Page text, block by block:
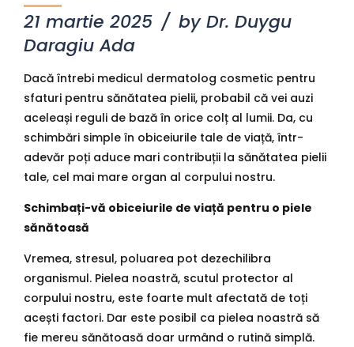
21 martie 2025
by Dr. Duygu
Daragiu Ada
Dacă întrebi medicul dermatolog cosmetic pentru
sfaturi pentru sănătatea pielii, probabil că vei auzi
aceleași reguli de bază în orice colț al lumii. Da, cu
schimbări simple în obiceiurile tale de viață, într-
adevăr poți aduce mari contribuții la sănătatea pielii
tale, cel mai mare organ al corpului nostru.
Schimbați-vă obiceiurile de viață pentru o piele
sănătoasă
Vremea, stresul, poluarea pot dezechilibra
organismul. Pielea noastră, scutul protector al
corpului nostru, este foarte mult afectată de toți
acești factori. Dar este posibil ca pielea noastră să
fie mereu sănătoasă doar urmând o rutină simplă.